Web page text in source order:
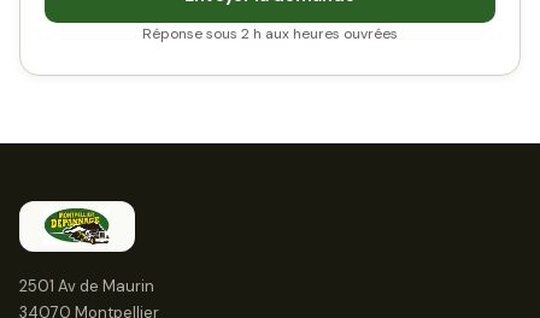
Réponse sous 2 h aux heures ouvrées
2501 Av de Maurin
34070 Montpellier